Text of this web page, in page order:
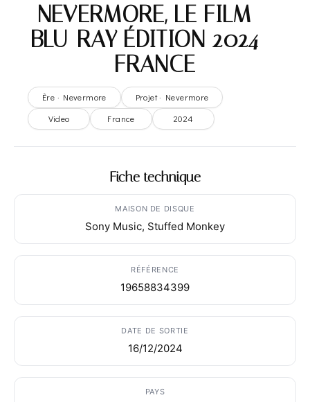
NEVERMORE, LE FILM –
BLU-RAY ÉDITION 2024 –
FRANCE
Ère · Nevermore
Projet · Nevermore
Video
France 2024
Fiche technique
MAISON DE DISQUE
Sony Music, Stuffed Monkey
RÉFÉRENCE
19658834399
DATE DE SORTIE
16/12/2024
PAYS